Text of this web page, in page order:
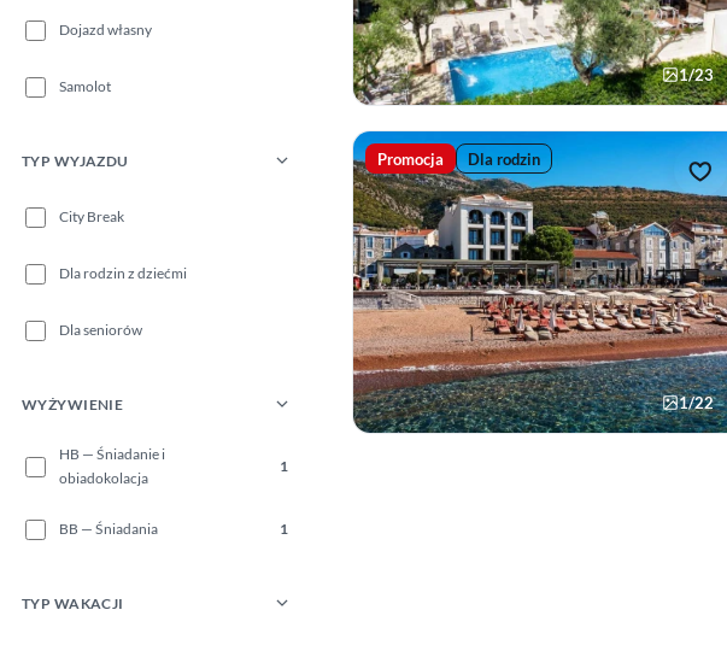
Dojazd własny
Samolot
TYP WYJAZDU
City Break
Dla rodzin z dziećmi
Dla seniorów
WYŻYWIENIE
HB — Śniadanie i
obiadokolacja
1
BB — Śniadania 1
TYP WAKACJI
1/23
Promocja Dla rodzin
1/22